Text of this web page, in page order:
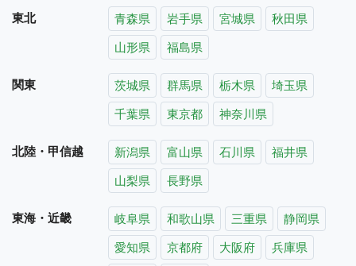
東北 青森県 岩手県 宮城県
秋田県
山形県
福島県
関東 茨城県 群馬県 栃木県
埼玉県
千葉県
東京都 神奈川県
北陸・甲信越 新潟県 富山県 石川県
福井県
山梨県
長野県
東海・近畿 岐阜県 和歌山県 三重県
静岡県
愛知県
京都府 大阪府
兵庫県